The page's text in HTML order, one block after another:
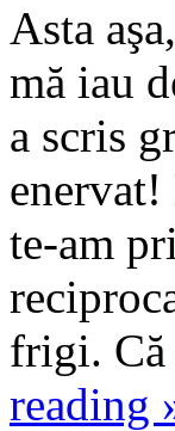
Asta
mă iau
a scris
te-am
frigi. Că
reading